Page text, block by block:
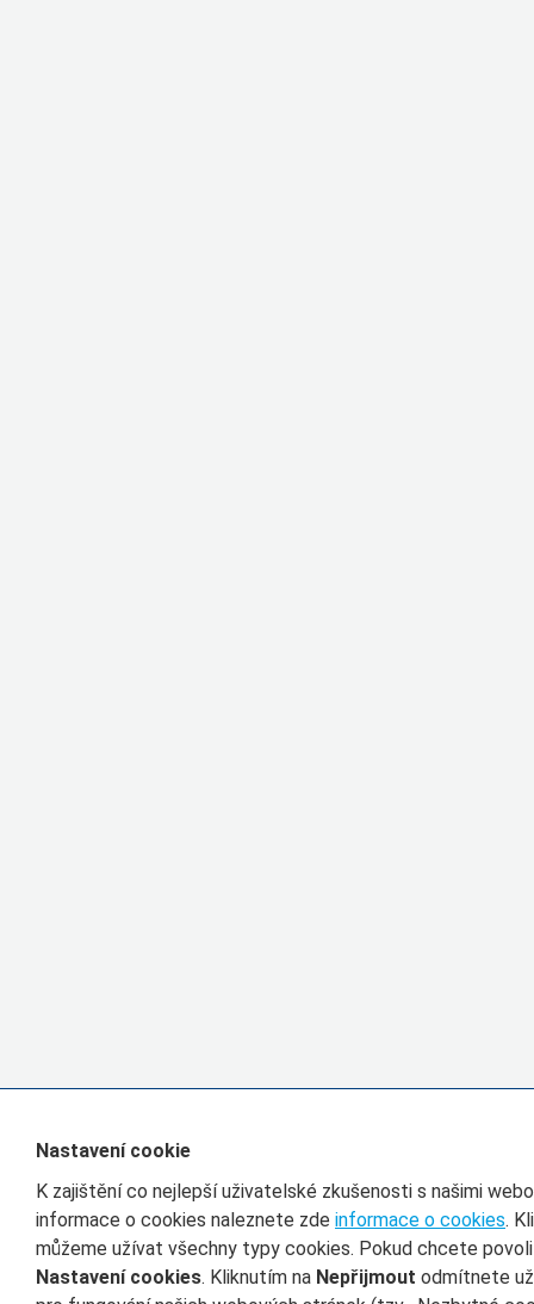
Nastavení cookie
K zajištění co nejlepší uživatelské zkušenosti s našimi
informace o cookies naleznete zde informace o cookies.
můžeme užívat všechny typy cookies. Pokud chcete
Nastavení cookies. Kliknutím na Nepřijmout odmítnete